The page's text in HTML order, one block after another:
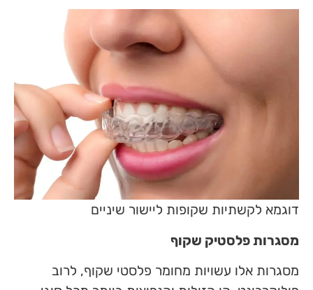
דוגמא לקשתיות שקופות ליישור שיניים
מסגרות פלסטיק שקוף
מסגרות אלו עשויות מחומר פלסטי שקוף, לרוב